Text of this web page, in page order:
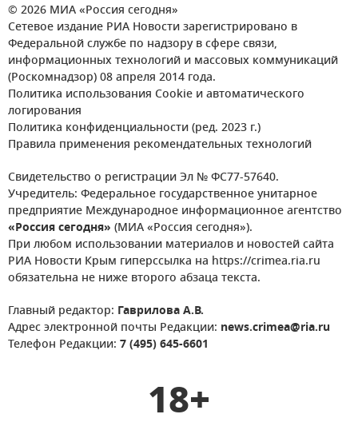
© 2026 МИА «Россия сегодня»
Сетевое издание РИА Новости зарегистрировано в
Федеральной службе по надзору в сфере связи,
информационных технологий и массовых коммуникаций
(Роскомнадзор) 08 апреля 2014 года.
Политика использования Cookie и автоматического
логирования
Политика конфиденциальности (ред. 2023 г.)
Правила применения рекомендательных технологий
Свидетельство о регистрации Эл № ФС77-57640.
Учредитель: Федеральное государственное унитарное
предприятие Международное информационное агентство
«Россия сегодня» (МИА «Россия сегодня»).
При любом использовании материалов и новостей сайта
РИА Новости Крым гиперссылка на https://crimea.ria.ru
обязательна не ниже второго абзаца текста.
Главный редактор: Гаврилова А.В.
Адрес электронной почты Редакции: news.crimea@ria.ru
Телефон Редакции: 7 (495) 645-6601
18+